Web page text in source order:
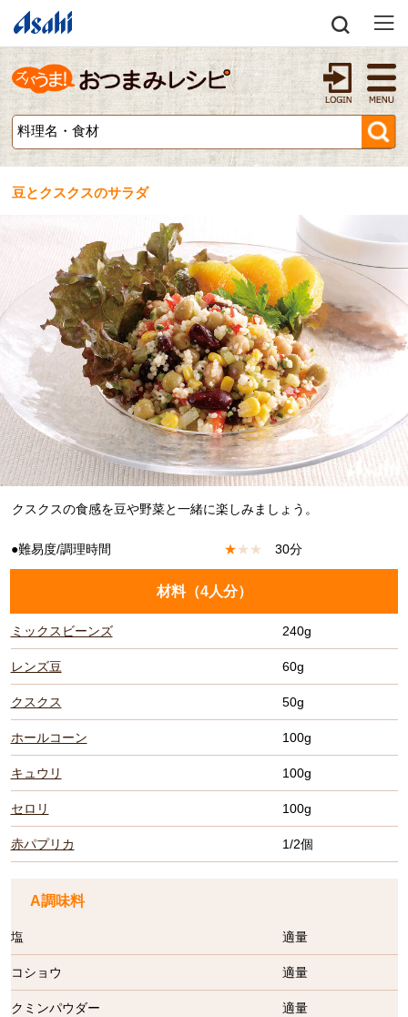
豆とクスクスのサラダ
クスクスの食感を豆や野菜と一緒に楽しみましょう。
●難易度/調理時間 ★★ ★ 30分
材料（4人分）
ミックスビーンズ 240g
レンズ豆 60g
クスクス 50g
ホールコーン 100g
キュウリ 100g
セロリ 100g
赤パプリカ 1/2個
A調味料
塩 適量
コショウ 適量
クミンパウダー 適量